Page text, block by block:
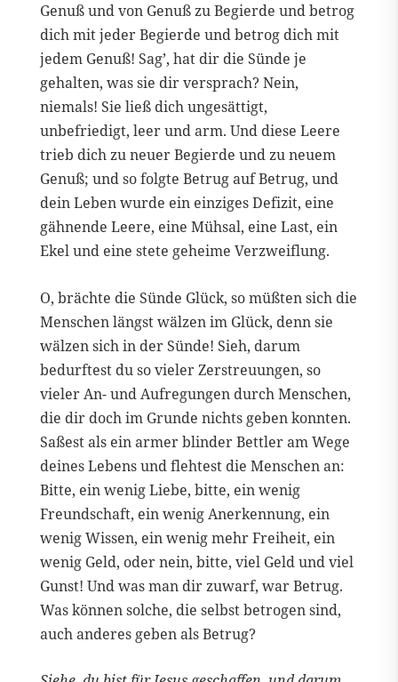
Genuß und von Genuß zu Begierde und betrog
dich mit jeder Begierde und betrog dich mit
jedem Genuß! Sag’, hat dir die Sünde je
gehalten, was sie dir versprach? Nein,
niemals! Sie ließ dich ungesättigt,
unbefriedigt, leer und arm. Und diese Leere
trieb dich zu neuer Begierde und zu neuem
Genuß; und so folgte Betrug auf Betrug, und
dein Leben wurde ein einziges Defizit, eine
gähnende Leere, eine Mühsal, eine Last, ein
Ekel und eine stete geheime Verzweiflung.
O, brächte die Sünde Glück, so müßten sich die
Menschen längst wälzen im Glück, denn sie
wälzen sich in der Sünde! Sieh, darum
bedurftest du so vieler Zerstreuungen, so
vieler An- und Aufregungen durch Menschen,
die dir doch im Grunde nichts geben konnten.
Saßest als ein armer blinder Bettler am Wege
deines Lebens und flehtest die Menschen an:
Bitte, ein wenig Liebe, bitte, ein wenig
Freundschaft, ein wenig Anerkennung, ein
wenig Wissen, ein wenig mehr Freiheit, ein
wenig Geld, oder nein, bitte, viel Geld und viel
Gunst! Und was man dir zuwarf, war Betrug.
Was können solche, die selbst betrogen sind,
auch anderes geben als Betrug?